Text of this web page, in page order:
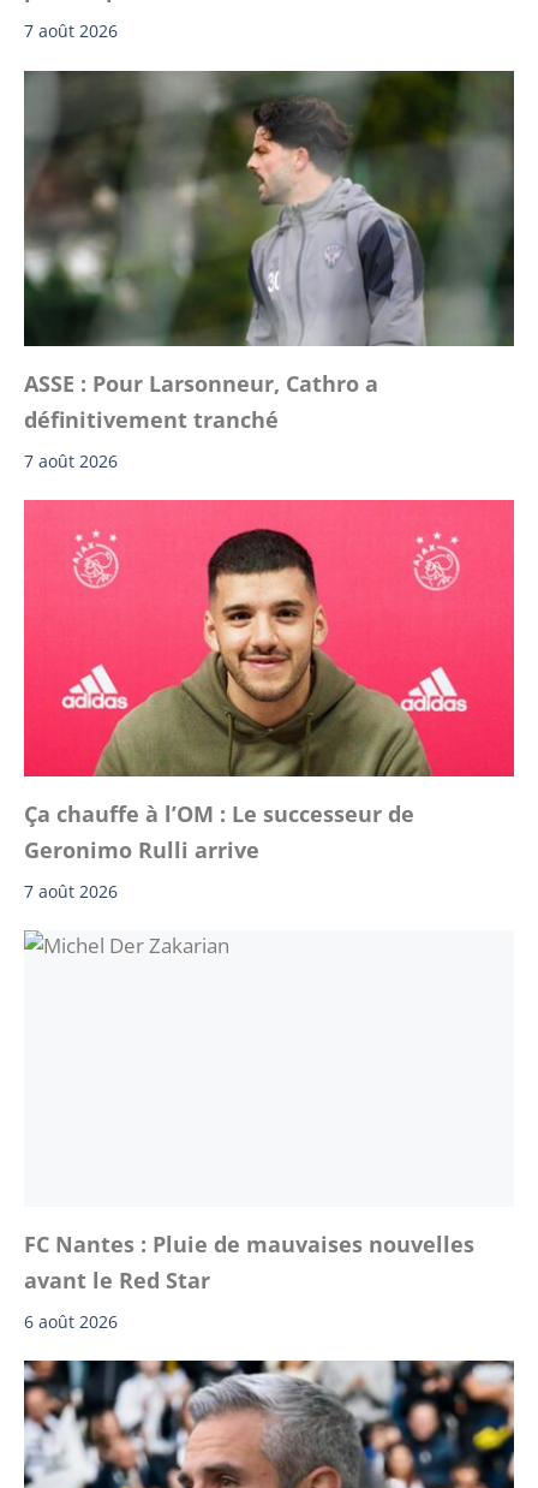
7 août 2026
ASSE : Pour Larsonneur, Cathro a
définitivement tranché
7 août 2026
Ça chauffe à l’OM : Le successeur de
Geronimo Rulli arrive
7 août 2026
FC Nantes : Pluie de mauvaises nouvelles
avant le Red Star
6 août 2026